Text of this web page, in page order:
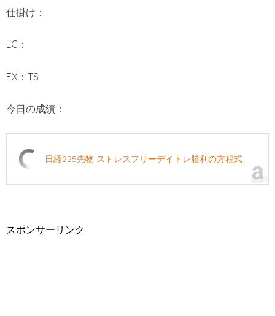
仕掛け：
LC：
EX：TS
今日の成績：
日経225先物 ストレスフリーデイトレ勝利の方程式
スポンサーリンク